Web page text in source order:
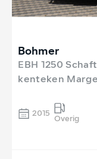
Bohmer
EBH 1250
kenteken Marge
2015 Overig